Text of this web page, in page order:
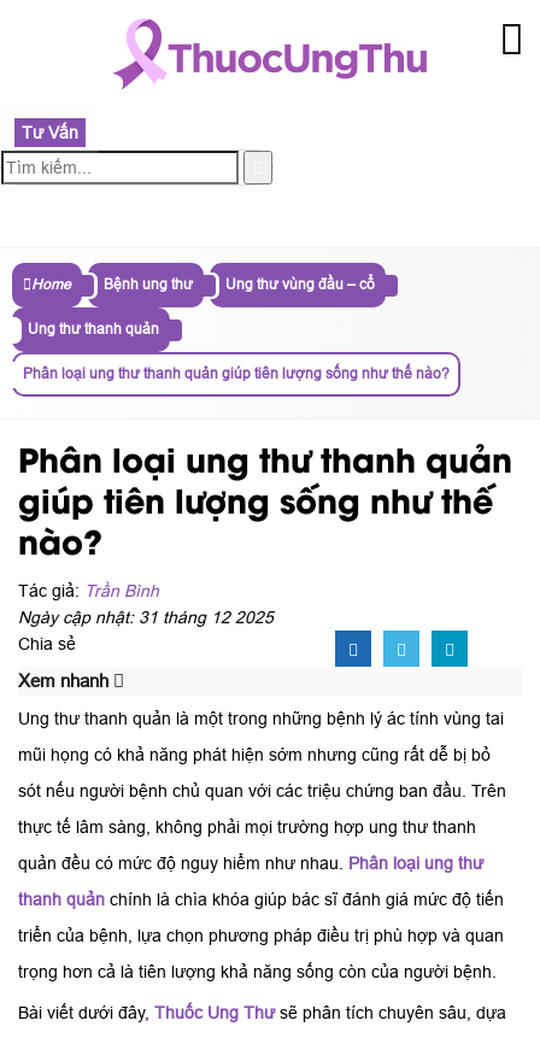
Tư Vấn
Home Bệnh ung thư Ung thư vùng đầu – cổ
Ung thư thanh quản
Phân loại ung thư thanh quản giúp tiên lượng sống như thế nào?
Phân loại ung thư thanh quản
giúp tiên lượng sống như thế
nào?
Tác giả: Trần Bình
Ngày cập nhật: 31 tháng 12 2025
Chia sẻ
Xem nhanh
Ung thư thanh quản là một trong những bệnh lý ác tính vùng tai
mũi họng có khả năng phát hiện sớm nhưng cũng rất dễ bị bỏ
sót nếu người bệnh chủ quan với các triệu chứng ban đầu. Trên
thực tế lâm sàng, không phải mọi trường hợp ung thư thanh
quản đều có mức độ nguy hiểm như nhau. Phân loại ung thư
thanh quản chính là chìa khóa giúp bác sĩ đánh giá mức độ tiến
triển của bệnh, lựa chọn phương pháp điều trị phù hợp và quan
trọng hơn cả là tiên lượng khả năng sống còn của người bệnh.
Bài viết dưới đây, Thuốc Ung Thưsẽ phân tích chuyên sâu, dựa